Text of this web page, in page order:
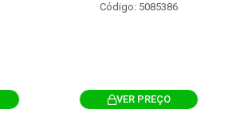
Código: 5085386
VER PREÇO